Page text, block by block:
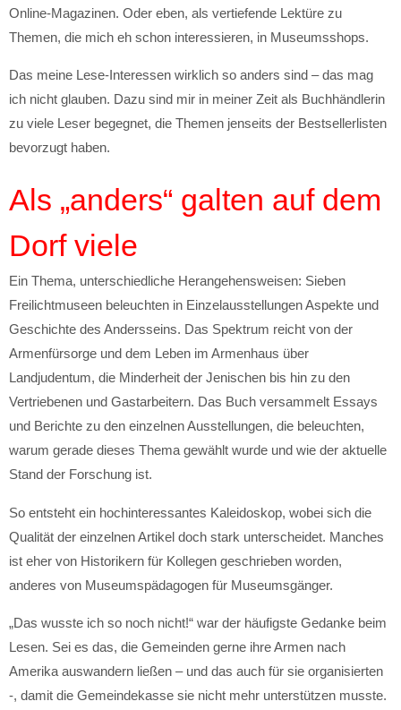
Online-Magazinen. Oder eben, als vertiefende Lektüre zu
Themen, die mich eh schon interessieren, in Museumsshops.
Das meine Lese-Interessen wirklich so anders sind – das mag
ich nicht glauben. Dazu sind mir in meiner Zeit als Buchhändlerin
zu viele Leser begegnet, die Themen jenseits der Bestsellerlisten
bevorzugt haben.
Als „anders“ galten auf dem
Dorf viele
Ein Thema, unterschiedliche Herangehensweisen: Sieben
Freilichtmuseen beleuchten in Einzelausstellungen Aspekte und
Geschichte des Andersseins. Das Spektrum reicht von der
Armenfürsorge und dem Leben im Armenhaus über
Landjudentum, die Minderheit der Jenischen bis hin zu den
Vertriebenen und Gastarbeitern. Das Buch versammelt Essays
und Berichte zu den einzelnen Ausstellungen, die beleuchten,
warum gerade dieses Thema gewählt wurde und wie der aktuelle
Stand der Forschung ist.
So entsteht ein hochinteressantes Kaleidoskop, wobei sich die
Qualität der einzelnen Artikel doch stark unterscheidet. Manches
ist eher von Historikern für Kollegen geschrieben worden,
anderes von Museumspädagogen für Museumsgänger.
„Das wusste ich so noch nicht!“ war der häufigste Gedanke beim
Lesen. Sei es das, die Gemeinden gerne ihre Armen nach
Amerika auswandern ließen – und das auch für sie organisierten
-, damit die Gemeindekasse sie nicht mehr unterstützen musste.